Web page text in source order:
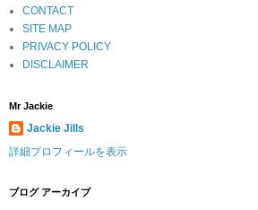
CONTACT
SITE MAP
PRIVACY POLICY
DISCLAIMER
Mr Jackie
Jackie Jills
詳細プロフィールを表示
ブログ アーカイブ